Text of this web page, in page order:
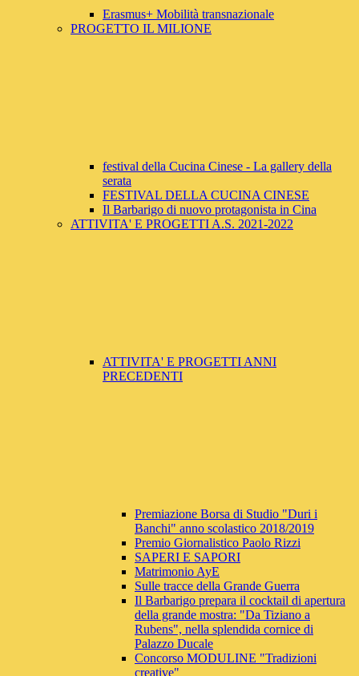
Erasmus+ Mobilità transnazionale
PROGETTO IL MILIONE
festival della Cucina Cinese - La gallery della
serata
FESTIVAL DELLA CUCINA CINESE
Il Barbarigo di nuovo protagonista in Cina
ATTIVITA' E PROGETTI A.S. 2021-2022
ATTIVITA' E PROGETTI ANNI
PRECEDENTI
Premiazione Borsa di Studio "Duri i
Banchi" anno scolastico 2018/2019
Premio Giornalistico Paolo Rizzi
SAPERI E SAPORI
Matrimonio AyE
Sulle tracce della Grande Guerra
Il Barbarigo prepara il cocktail di apertura
della grande mostra: "Da Tiziano a
Rubens", nella splendida cornice di
Palazzo Ducale
Concorso MODULINE "Tradizioni
creative"